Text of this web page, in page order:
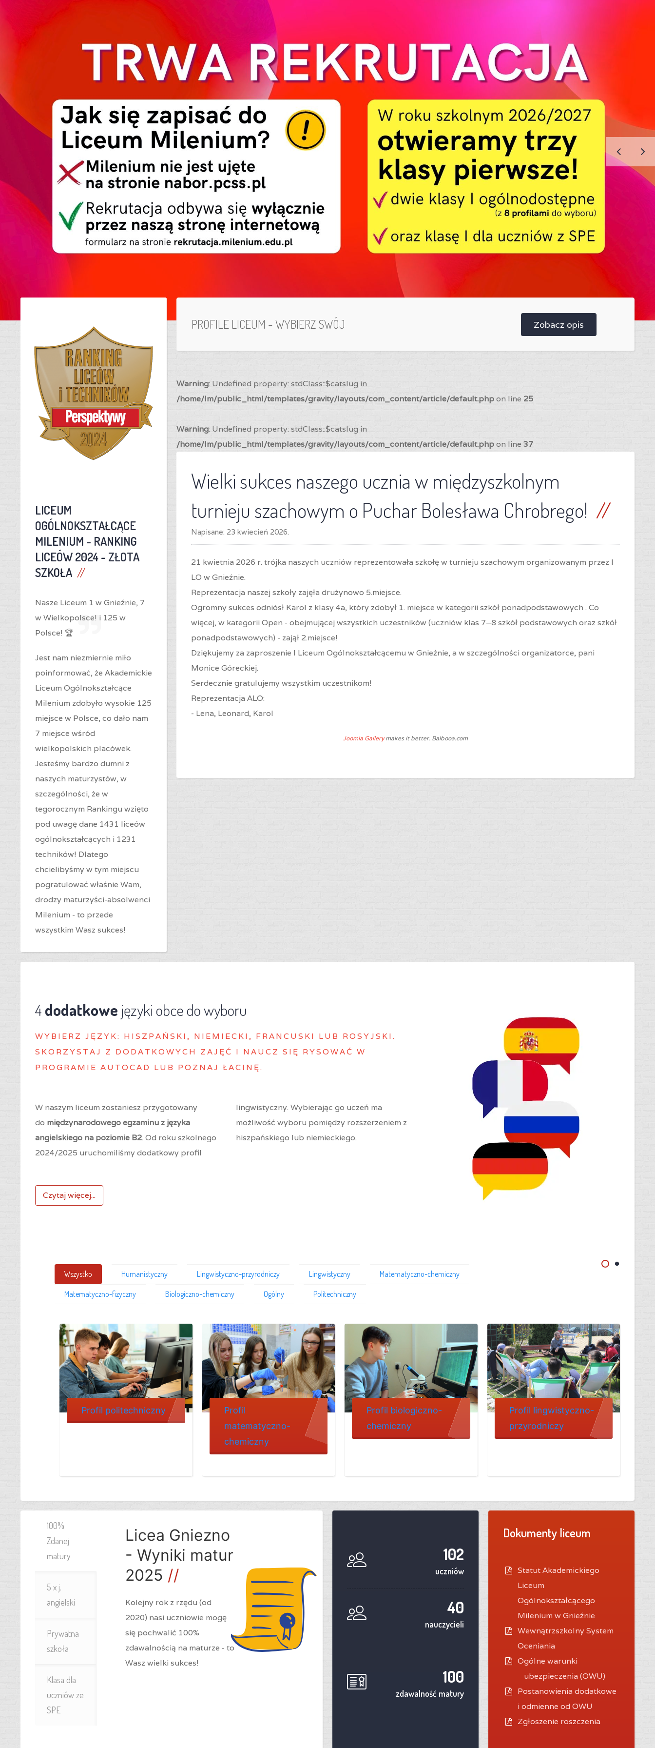
PROFILE LICEUM - WYBIERZ SWÓJ Zobacz opis
Warning: Undefined property: stdClass::$catslug in
/home/lm/public_html/templates/gravity/layouts/com_content/article/default.phpon line 25
Warning: Undefined property: stdClass::$catslug in
/home/lm/public_html/templates/gravity/layouts/com_content/article/default.phpon line 37
Wielki sukces naszego ucznia w międzyszkolnym
turnieju szachowym o Puchar Bolesława Chrobrego!
Napisane: 23 kwiecień 2026.
21 kwietnia 2026 r. trójka naszych uczniów reprezentowała szkołę w turnieju szachowym organizowanym przez I
LO w Gnieźnie.
Reprezentacja naszej szkoły zajęła drużynowo 5.miejsce.
Ogromny sukces odniósł Karol z klasy 4a, który zdobył 1. miejsce w kategorii szkół ponadpodstawowych . Co
więcej, w kategorii Open - obejmującej wszystkich uczestników (uczniów klas 7–8 szkół podstawowych oraz szkół
ponadpodstawowych) - zajął 2.miejsce!
Dziękujemy za zaproszenie I Liceum Ogólnokształcącemu w Gnieźnie, a w szczególności organizatorce, pani
Monice Góreckiej.
Serdecznie gratulujemy wszystkim uczestnikom!
Reprezentacja ALO:
- Lena, Leonard, Karol
Joomla Gallerymakes it better. Balbooa.com
LICEUM
OGÓLNOKSZTAŁCĄCE
MILENIUM - RANKING
LICEÓW 2024 - ZŁOTA
SZKOŁA
Nasze Liceum 1 w Gnieźnie, 7
w Wielkopolsce! i 125 w
Polsce! 🏆
Jest nam niezmiernie miło
poinformować, że Akademickie
Liceum Ogólnokształcące
Milenium zdobyło wysokie 125
miejsce w Polsce, co dało nam
7 miejsce wśród
wielkopolskich placówek.
Jesteśmy bardzo dumni z
naszych maturzystów, w
szczególności, że w
tegorocznym Rankingu wzięto
pod uwagę dane 1431 liceów
ogólnokształcących i 1231
techników! Dlatego
chcielibyśmy w tym miejscu
pogratulować właśnie Wam,
drodzy maturzyści-absolwenci
Milenium - to przede
wszystkim Wasz sukces!
4dodatkowe języki obce do wyboru
WYBIERZ J ĘZYK: HISZPAŃSKI, NIEMIECKI, FRANCUSKI LUB ROSYJSKI.
SKORZYSTAJ Z DODATKOWYCH ZAJĘĆ I NAUCZ SIĘ RYSOWAĆ W
PROGRAMIE AUTOCAD LUB POZNAJ ŁACINĘ.
W naszym liceum zostaniesz przygotowany
do międzynarodowego egzaminu z języka
angielskiego na poziomie B2. Od roku szkolnego
2024/2025 uruchomiliśmy dodatkowy profil
lingwistyczny. Wybierając go uczeń ma
możliwość wyboru pomiędzy rozszerzeniem z
hiszpańskiego lub niemieckiego.
Czytaj więcej...
Wszystko Humanistyczny Lingwistyczno-przyrodniczy Lingwistyczny Matematyczno-chemiczny
Matematyczno-fizyczny Biologiczno-chemiczny Ogólny Politechniczny
Profil politechniczny
Profil
matematyczno-
chemiczny
Profil biologiczno-
chemiczny
Profil lingwistyczno-
przyrodniczy
100%
Zdanej
matury
5 x j.
angielski
Prywatna
szkoła
Klasa dla
uczniów ze
SPE
Licea Gniezno
- Wyniki matur
2025
Kolejny rok z rzędu (od
2020) nasi uczniowie mogę
się pochwalić 100%
zdawalnością na maturze - to
Wasz wielki sukces!
102
uczniów
40
nauczycieli
100
zdawalność matury
Dokumenty liceum
Statut Akademickiego
Liceum
Ogólnokształcącego
Milenium w Gnieźnie
Wewnątrzszkolny System
Oceniania
Ogólne warunki
ubezpieczenia (OWU)
Postanowienia dodatkowe
i odmienne od OWU
Zgłoszenie roszczenia